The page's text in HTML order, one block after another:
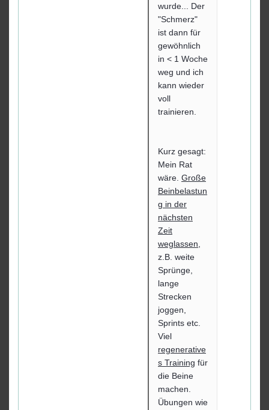
wurde... Der
"Schmerz"
ist dann für
gewöhnlich
in < 1 Woche
weg und ich
kann wieder
voll
trainieren.
Kurz gesagt:
Mein Rat
wäre. Große
Beinbelastun
g in der
nächsten
Zeit
weglassen
z.B. weite
Sprünge,
lange
Strecken
joggen,
Sprints etc.
Viel
regenerative
s Training für
die Beine
machen.
Übungen wie